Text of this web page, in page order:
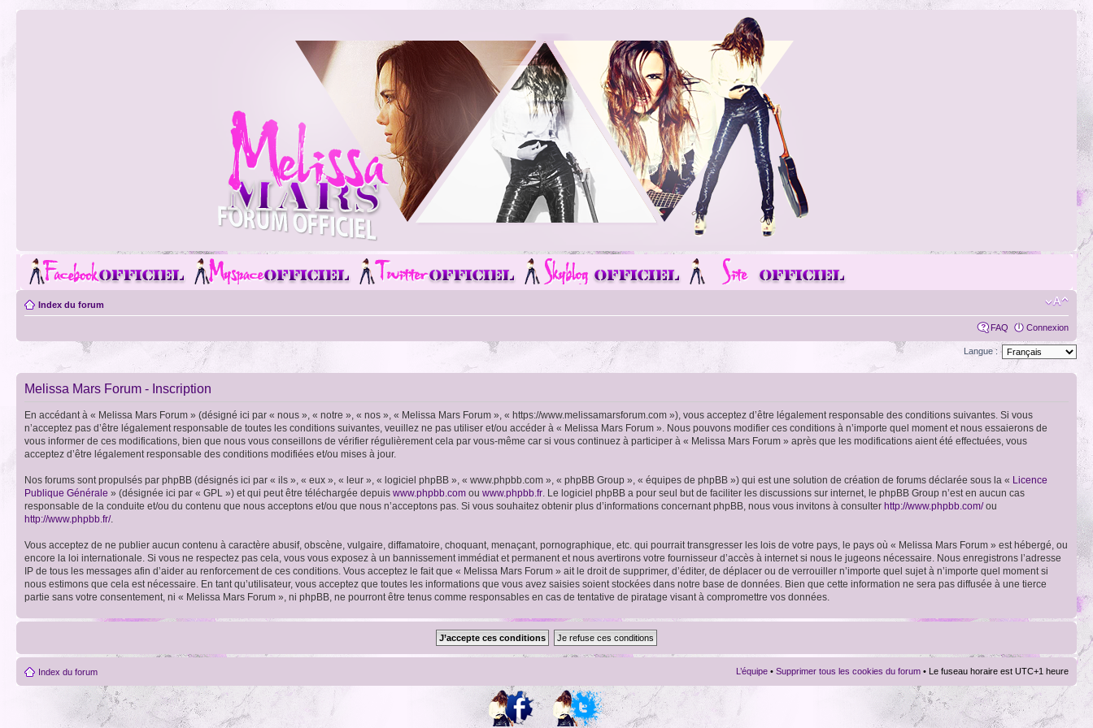
Index du forum
FAQ Connexion
Langue :
Melissa Mars Forum - Inscription
En accédant à « Melissa Mars Forum » (désigné ici par « nous », « notre », « nos », « Melissa Mars Forum », « https://www.melissamarsforum.com »), vous acceptez d’être légalement responsable des conditions suivantes. Si vous
n’acceptez pas d’être légalement responsable de toutes les conditions suivantes, veuillez ne pas utiliser et/ou accéder à « Melissa Mars Forum ». Nous pouvons modifier ces conditions à n’importe quel moment et nous essaierons de
vous informer de ces modifications, bien que nous vous conseillons de vérifier régulièrement cela par vous-même car si vous continuez à participer à « Melissa Mars Forum » après que les modifications aient été effectuées, vous
acceptez d’être légalement responsable des conditions modifiées et/ou mises à jour.
Nos forums sont propulsés par phpBB (désignés ici par « ils », « eux », « leur », « logiciel phpBB », « www.phpbb.com », « phpBB Group », « équipes de phpBB ») qui est une solution de création de forums déclarée sous la « Licence
Publique Générale » (désignée ici par « GPL ») et qui peut être téléchargée depuis www.phpbb.com ou www.phpbb.fr . Le logiciel phpBB a pour seul but de faciliter les discussions sur internet, le phpBB Group n’est en aucun cas
responsable de la conduite et/ou du contenu que nous acceptons et/ou que nous n’acceptons pas. Si vous souhaitez obtenir plus d’informations concernant phpBB, nous vous invitons à consulter http://www.phpbb.com/ou
http://www.phpbb.fr/.
Vous acceptez de ne publier aucun contenu à caractère abusif, obscène, vulgaire, diffamatoire, choquant, menaçant, pornographique, etc. qui pourrait transgresser les lois de votre pays, le pays où « Melissa Mars Forum » est hébergé, ou
encore la loi internationale. Si vous ne respectez pas cela, vous vous exposez à un bannissement immédiat et permanent et nous avertirons votre fournisseur d’accès à internet si nous le jugeons nécessaire. Nous enregistrons l’adresse
IP de tous les messages afin d’aider au renforcement de ces conditions. Vous acceptez le fait que « Melissa Mars Forum » ait le droit de supprimer, d’éditer, de déplacer ou de verrouiller n’importe quel sujet à n’importe quel moment si
nous estimons que cela est nécessaire. En tant qu’utilisateur, vous acceptez que toutes les informations que vous avez saisies soient stockées dans notre base de données. Bien que cette information ne sera pas diffusée à une tierce
partie sans votre consentement, ni « Melissa Mars Forum », ni phpBB, ne pourront être tenus comme responsables en cas de tentative de piratage visant à compromettre vos données.
Index du forum L’équipe • Supprimer tous les cookies du forum • Le fuseau horaire est UTC+1 heure